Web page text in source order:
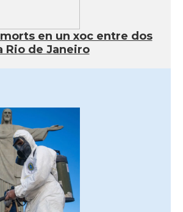
en un xoc entre dos
Rio de Janeiro